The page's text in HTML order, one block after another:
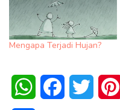
Mengapa Terjadi Hujan?
WhatsAppFacebookTwitter